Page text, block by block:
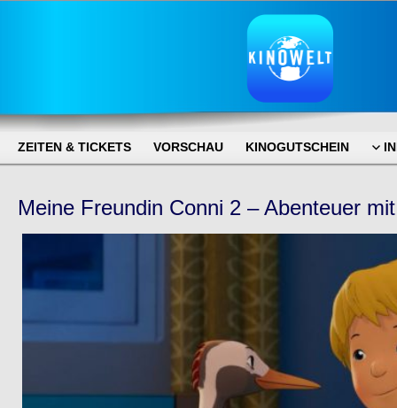
ZEITEN & TICKETS VORSCHAU KINOGUTSCHEIN
Meine Freundin Conni 2 – Abenteuer